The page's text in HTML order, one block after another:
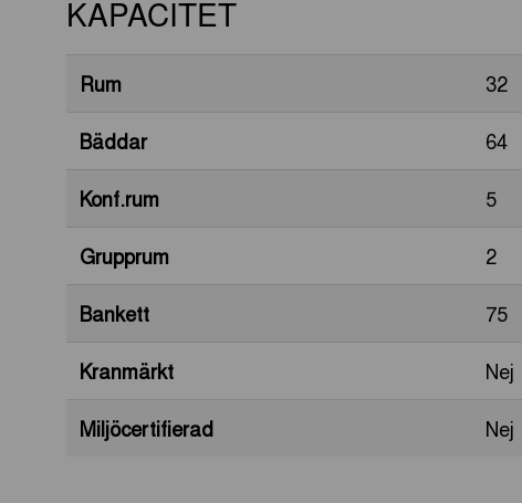
KAPACITET
Rum
32
Bäddar
64
Konf.rum
5
Grupprum
2
Bankett
75
Kranmärkt
Nej
Miljöcertifierad
Nej